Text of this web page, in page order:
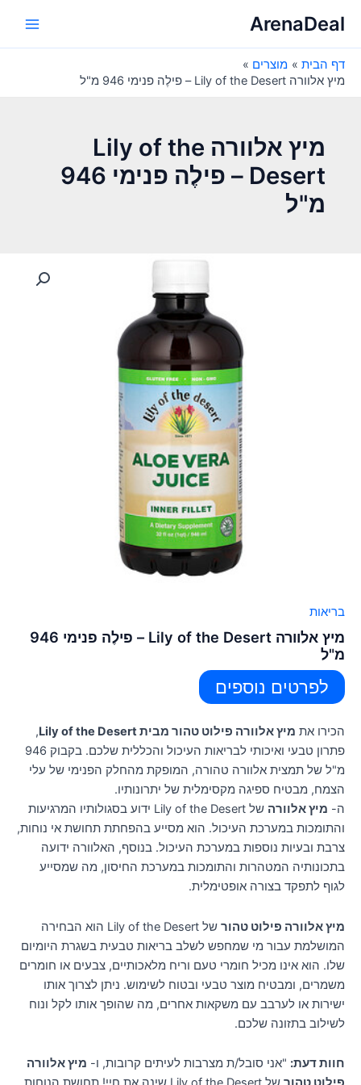
לתוכןArenaDeal
דף הבית
מוצרים
מיץ אלוורה Lily of the Desert – פילֶה פנימי 946 מ"ל
מיץ אלוורה Lily of the
Desert – פילֶה פנימי 946
מ"ל
בריאות
מיץ אלוורה Lily of the Desert – פילֶה פנימי 946
מ"ל
לפרטים נוספים
הכירו את מיץ אלוורה פילוט טהור מבית Lily of the Desert
,
פתרון טבעי ואיכותי לבריאות העיכול והכללית שלכם. בקבוק 946
מ"ל של תמצית אלוורה טהורה, המופקת מהחלק הפנימי של עלי
הצמח, מבטיח ספיגה מקסימלית של יתרונותיו.
ה- מיץ אלוורה
של Lily of the Desert ידוע בסגולותיו המרגיעות
והתומכות במערכת העיכול. הוא מסייע בהפחתת תחושת אי נוחות,
צרבת ובעיות נוספות במערכת העיכול. בנוסף, האלוורה ידועה
בתכונותיה המטהרות והתומכות במערכת החיסון, מה שמסייע
לגוף לתפקד בצורה אופטימלית.
מיץ אלוורה פילוט טהור
של Lily of the Desert הוא הבחירה
המושלמת עבור מי שמחפש לשלב בריאות טבעית בשגרת היומיום
שלו. הוא אינו מכיל חומרי טעם וריח מלאכותיים, צבעים או חומרים
משמרים, ומבטיח מוצר טבעי ובטוח לשימוש. ניתן לצרוך אותו
ישירות או לערבב עם משקאות אחרים, מה שהופך אותו לקל ונוח
לשילוב בתזונה שלכם.
חוות דעת: "אני סובל/ת מצרבות לעיתים קרובות, ו- מיץ אלוורה